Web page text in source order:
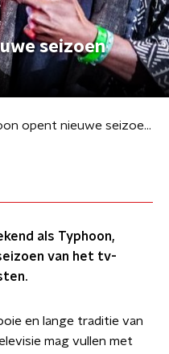
seizoen
Typhoon opent nieuwe seizoen Zomergasten
als Typhoon,
van het tv-
en lange traditie van
mag vullen met